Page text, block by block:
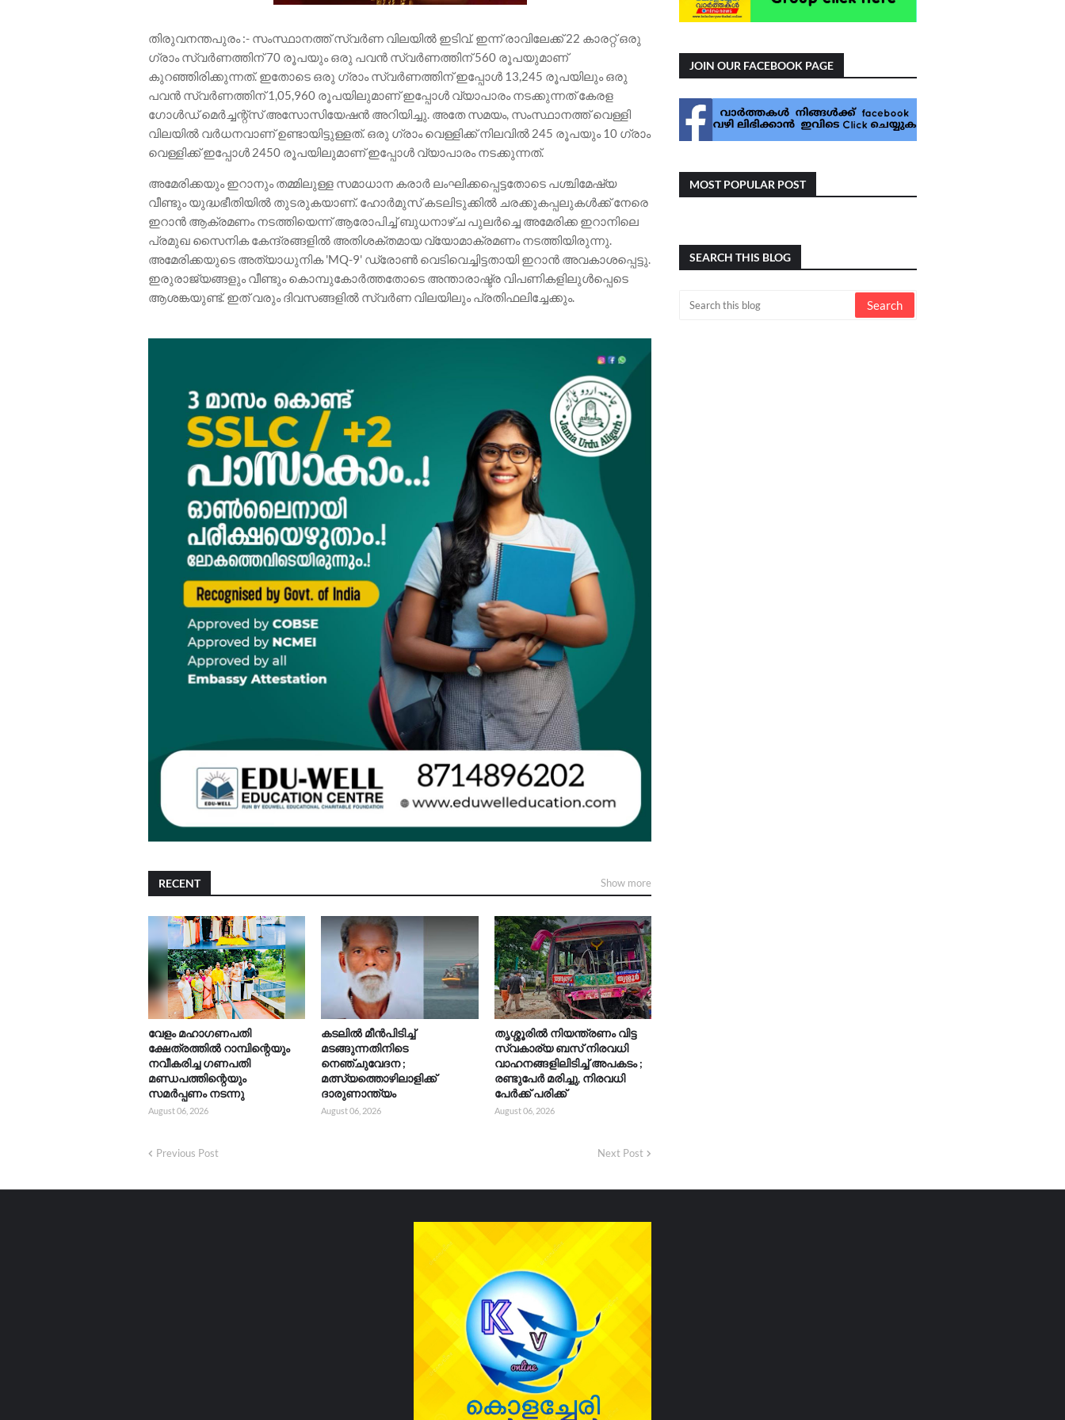
തിരുവനന്തപുരം :- സംസ്ഥാനത്ത് സ്വർണ വിലയിൽ ഇടിവ്. ഇന്ന് രാവിലേക്ക് 22 കാരറ്റ് ഒരു
ഗ്രാം സ്വർണത്തിന് 70 രൂപയും ഒരു പവൻ സ്വർണത്തിന് 560 രൂപയുമാണ്
കുറഞ്ഞിരിക്കുന്നത്. ഇതോടെ ഒരു ഗ്രാം സ്വർണത്തിന് ഇപ്പോൾ 13,245 രൂപയിലും ഒരു
പവൻ സ്വർണത്തിന് 1,05,960 രൂപയിലുമാണ് ഇപ്പോൾ വ്യാപാരം നടക്കുന്നത് കേരള
ഗോൾഡ് മെർച്ചന്റ്സ് അസോസിയേഷൻ അറിയിച്ചു. അതേ സമയം, സംസ്ഥാനത്ത് വെള്ളി
വിലയിൽ വർധനവാണ് ഉണ്ടായിട്ടുള്ളത്. ഒരു ഗ്രാം വെള്ളിക്ക് നിലവിൽ 245 രൂപയും 10 ഗ്രാം
വെള്ളിക്ക് ഇപ്പോൾ 2450 രൂപയിലുമാണ് ഇപ്പോൾ വ്യാപാരം നടക്കുന്നത്.
അമേരിക്കയും ഇറാനും തമ്മിലുള്ള സമാധാന കരാർ ലംഘിക്കപ്പെട്ടതോടെ പശ്ചിമേഷ്യ
വീണ്ടും യുദ്ധഭീതിയിൽ തുടരുകയാണ്. ഹോർമുസ് കടലിടുക്കിൽ ചരക്കുകപ്പലുകൾക്ക് നേരെ
ഇറാൻ ആക്രമണം നടത്തിയെന്ന് ആരോപിച്ച് ബുധനാഴ്ച പുലർച്ചെ അമേരിക്ക ഇറാനിലെ
പ്രമുഖ സൈനിക കേന്ദ്രങ്ങളിൽ അതിശക്തമായ വ്യോമാക്രമണം നടത്തിയിരുന്നു.
അമേരിക്കയുടെ അത്യാധുനിക 'MQ-9' ഡ്രോൺ വെടിവെച്ചിട്ടതായി ഇറാൻ അവകാശപ്പെട്ടു.
ഇരുരാജ്യങ്ങളും വീണ്ടും കൊമ്പുകോർത്തതോടെ അന്താരാഷ്ട്ര വിപണികളിലുൾപ്പെടെ
ആശങ്കയുണ്ട്. ഇത് വരും ദിവസങ്ങളിൽ സ്വർണ വിലയിലും പ്രതിഫലിച്ചേക്കും.
RECENT Show more
വേളം മഹാഗണപതി
ക്ഷേത്രത്തിൽ റാമ്പിന്റെയും
നവീകരിച്ച ഗണപതി
മണ്ഡപത്തിന്റെയും
സമർപ്പണം നടന്നു
August 06, 2026
കടലിൽ മീൻപിടിച്ച്
മടങ്ങുന്നതിനിടെ
നെഞ്ചുവേദന ;
മത്സ്യത്തൊഴിലാളിക്ക്
ദാരുണാന്ത്യം
August 06, 2026
തൃശ്ശൂരിൽ നിയന്ത്രണം വിട്ട
സ്വകാര്യ ബസ് നിരവധി
വാഹനങ്ങളിലിടിച്ച് അപകടം ;
രണ്ടുപേർ മരിച്ചു, നിരവധി
പേർക്ക് പരിക്ക്
August 06, 2026
Previous Post Next Post
JOIN OUR FACEBOOK PAGE
MOST POPULAR POST
SEARCH THIS BLOG